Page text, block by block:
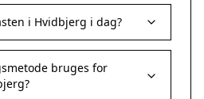
i Hvidbjerg i dag?
bruges for